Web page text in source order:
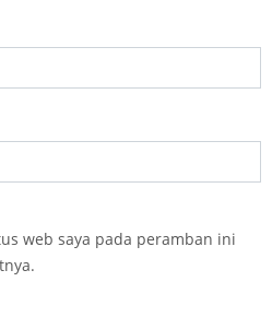
web saya pada peramban ini